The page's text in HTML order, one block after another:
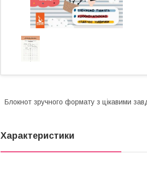
Блокнот зручного формату з цікавими
Характеристики